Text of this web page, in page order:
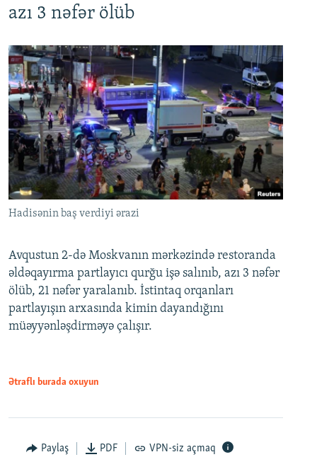
azı 3 nəfər ölüb
Hadisənin baş verdiyi ərazi
Avqustun 2-də Moskvanın mərkəzində restoranda
əldəqayırma partlayıcı qurğu işə salınıb, azı 3 nəfər
ölüb, 21 nəfər yaralanıb. İstintaq orqanları
partlayışın arxasında kimin dayandığını
müəyyənləşdirməyə çalışır.
Ətraflı burada oxuyun
Paylaş PDF VPN-siz açmaq